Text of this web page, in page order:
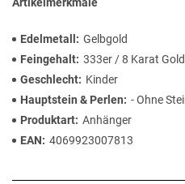
Artikelmerkmale
Edelmetall
Gelbgold
Feingehalt 333er / 8 Karat Gold
Geschlecht
Kinder
Hauptstein & Perlen
- Ohne
Produktart Anhänger
EAN
4069923007813